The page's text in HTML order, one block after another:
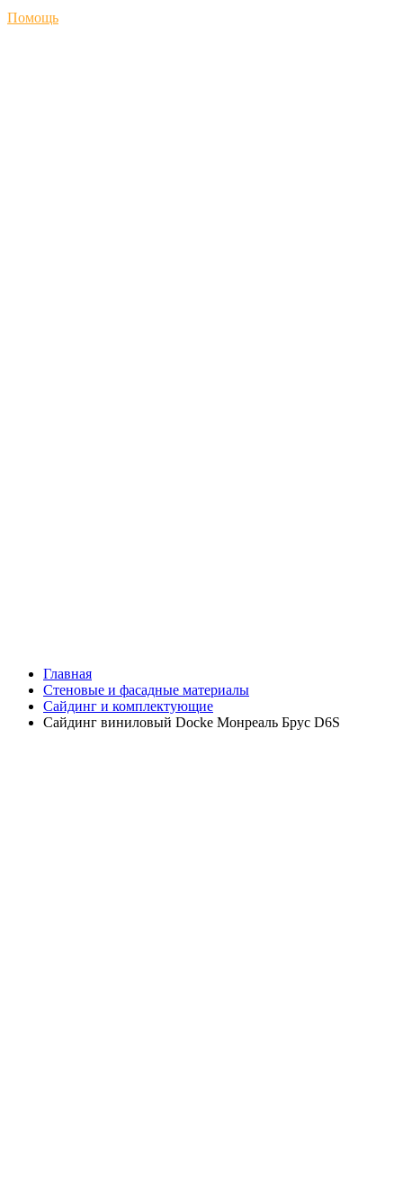
Помощь
Главная
Стеновые и фасадные материалы
Сайдинг и комплектующие
Сайдинг виниловый Docke Монреаль Брус D6S